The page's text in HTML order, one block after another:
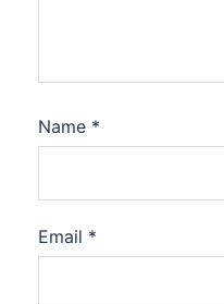
Name *
Email *